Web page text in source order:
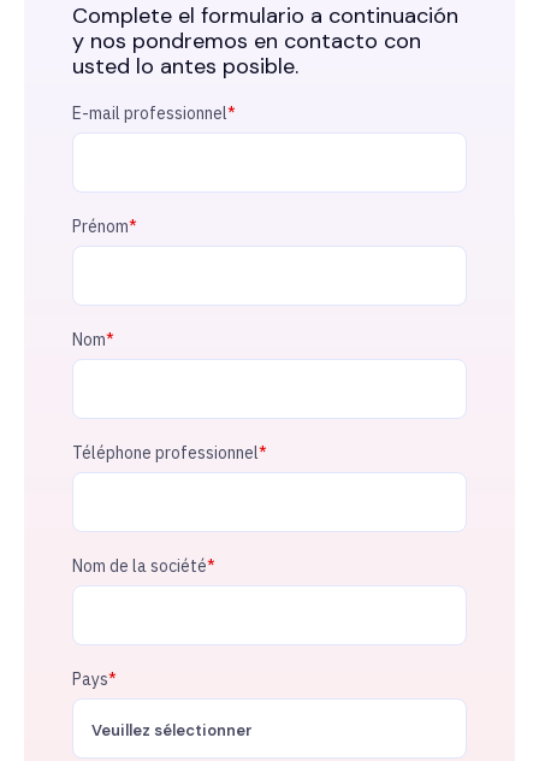
Complete el formulario a continuación
y nos pondremos en contacto con
usted lo antes posible.
E-mail professionnel*
Prénom*
Nom*
Téléphone professionnel*
Nom de la société*
Pays*